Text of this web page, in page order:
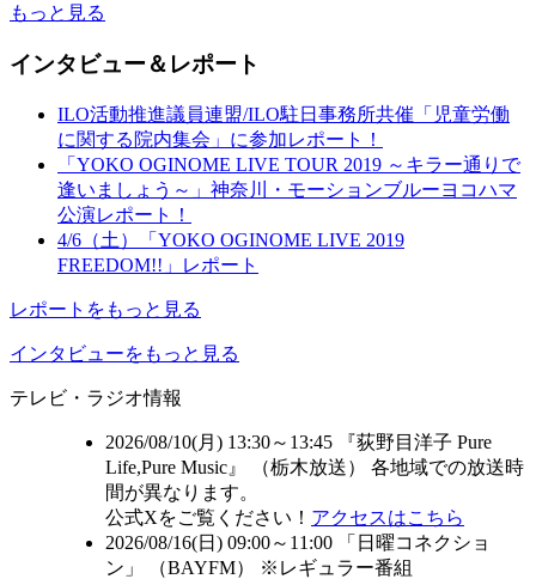
もっと見る
インタビュー＆レポート
ILO活動推進議員連盟/ILO駐日事務所共催「児童労働
に関する院内集会」に参加レポート！
「YOKO OGINOME LIVE TOUR 2019 ～キラー通りで
逢いましょう～」神奈川・モーションブルーヨコハマ
公演レポート！
4/6（土）「YOKO OGINOME LIVE 2019
FREEDOM!!」レポート
レポートをもっと見る
インタビューをもっと見る
テレビ・ラジオ情報
2026/08/10(月) 13:30～13:45 『荻野目洋子 Pure
Life,Pure Music』 （栃木放送） 各地域での放送時
間が異なります。
公式Xをご覧ください！ アクセスはこちら
2026/08/16(日) 09:00～11:00 「日曜コネクショ
ン」 （BAYFM） ※レギュラー番組